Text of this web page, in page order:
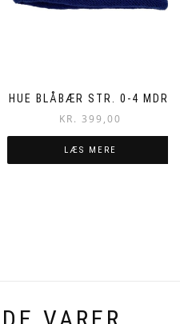
HUE BLÅBÆR STR. 0-4 MDR.
KR. 399,00
LÆS MERE